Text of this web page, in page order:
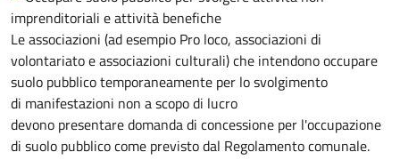
Le associazioni (ad esempio Pro loco, associazioni di
volontariato e associazioni culturali) che intendono occupare
suolo pubblico temporaneamente per lo svolgimento
di manifestazioni non a scopo di lucro
devono presentare domanda di concessione per l'occupazione
di suolo pubblico come previsto dal Regolamento comunale.